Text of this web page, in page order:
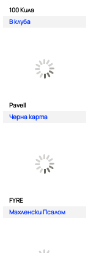
100 Кила
В клуба
Pavell
Черна карта
FYRE
Махленски Псалом